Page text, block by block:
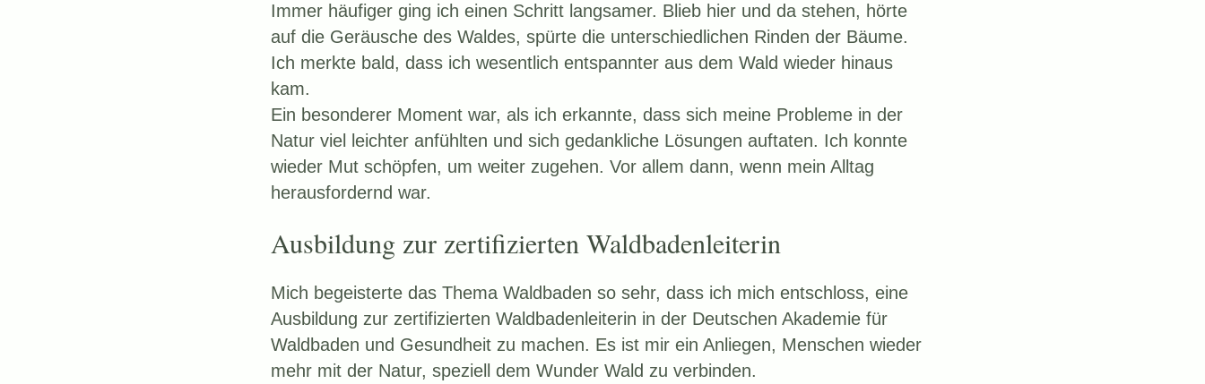
Immer häufiger ging ich einen Schritt langsamer. Blieb hier und da stehen, hörte
auf die Geräusche des Waldes, spürte die unterschiedlichen Rinden der Bäume.
Ich merkte bald, dass ich wesentlich entspannter aus dem Wald wieder hinaus
kam.
Ein besonderer Moment war, als ich erkannte, dass sich meine Probleme in der
Natur viel leichter anfühlten und sich gedankliche Lösungen auftaten. Ich konnte
wieder Mut schöpfen, um weiter zugehen. Vor allem dann, wenn mein Alltag
herausfordernd war.
Ausbildung zur zertifizierten Waldbadenleiterin
Mich begeisterte das Thema Waldbaden so sehr, dass ich mich entschloss, eine
Ausbildung zur zertifizierten Waldbadenleiterin in der Deutschen Akademie für
Waldbaden und Gesundheit zu machen. Es ist mir ein Anliegen, Menschen wieder
mehr mit der Natur, speziell dem Wunder Wald zu verbinden.